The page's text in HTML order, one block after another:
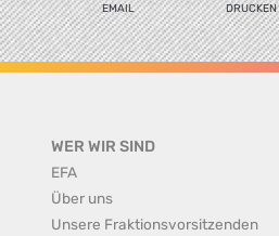
EMAIL DRUCKEN
WER WIR SIND
EFA
Über uns
Unsere Fraktionsvorsitzenden